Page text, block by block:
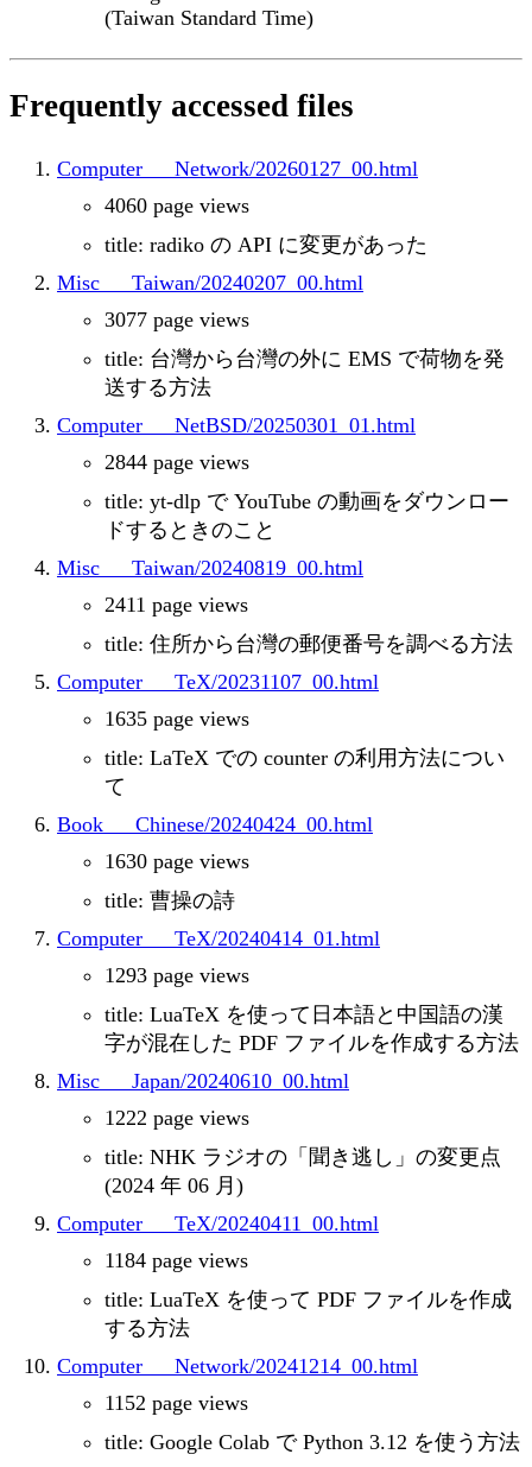
(Taiwan Standard Time)
Frequently accessed files
Computer___Network/20260127_00.html
4060 page views
title: radiko の API に変更があった
Misc___Taiwan/20240207_00.html
3077 page views
title: 台灣から台灣の外に EMS で荷物を発
送する方法
Computer___NetBSD/20250301_01.html
2844 page views
title: yt-dlp で YouTube の動画をダウンロー
ドするときのこと
Misc___Taiwan/20240819_00.html
2411 page views
title: 住所から台灣の郵便番号を調べる方法
Computer___TeX/20231107_00.html
1635 page views
title: LaTeX での counter の利用方法につい
て
Book___Chinese/20240424_00.html
1630 page views
title: 曹操の詩
Computer___TeX/20240414_01.html
1293 page views
title: LuaTeX を使って日本語と中国語の漢
字が混在した PDF ファイルを作成する方法
Misc___Japan/20240610_00.html
1222 page views
title: NHK ラジオの「聞き逃し」の変更点
(2024 年 06 月)
Computer___TeX/20240411_00.html
1184 page views
title: LuaTeX を使って PDF ファイルを作成
する方法
Computer___Network/20241214_00.html
1152 page views
title: Google Colab で Python 3.12 を使う方法